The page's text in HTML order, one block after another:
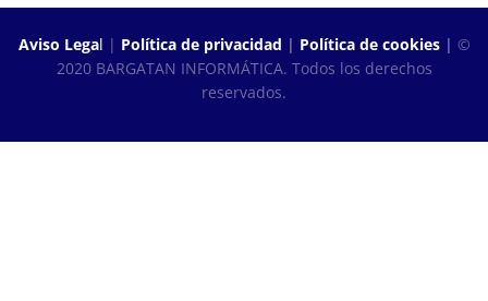
Aviso Legal | Política de privacidad | Política de cookies | ©
2020 BARGATAN INFORMÁTICA. Todos los derechos
reservados.